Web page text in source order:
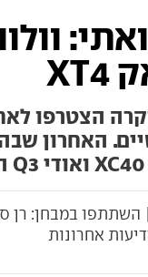
הצטרפו
האחרון
השתתפו במבחן: רן
אחרונות